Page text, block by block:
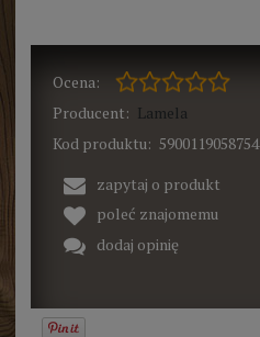
Ocena:
Producent: Lamela
Kod produktu: 5900119058754
zapytaj o produkt
poleć znajomemu
dodaj opinię